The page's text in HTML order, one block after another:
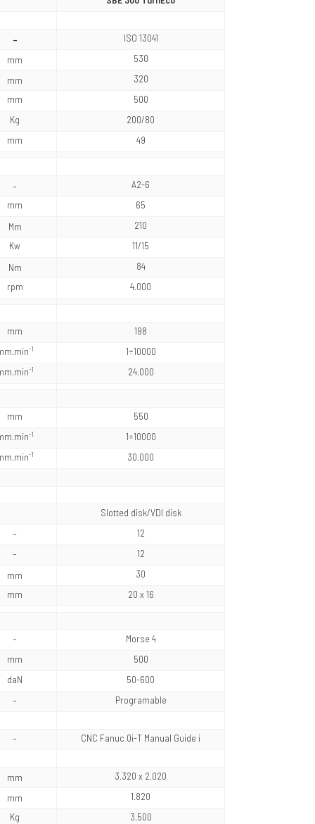
–
ISO 13041
mm
530
mm
320
mm
500
Kg
200/80
mm 49
–
A2-6
mm
65
Mm
210
Kw
11/15
Nm
84
rpm 4.000
mm
198
-1
1÷10000
-1 24.000
mm
550
-1
1÷10000
-1 30.000
Slotted disk/VDI disk
–
12
–
12
mm
30
mm 20 x 16
–
Morse 4
mm
500
daN
50-600
– Programable
–
CNC Fanuc 0i-T Manual Guide i
mm
3.320 x 2.020
mm
1.820
Kg
3.500